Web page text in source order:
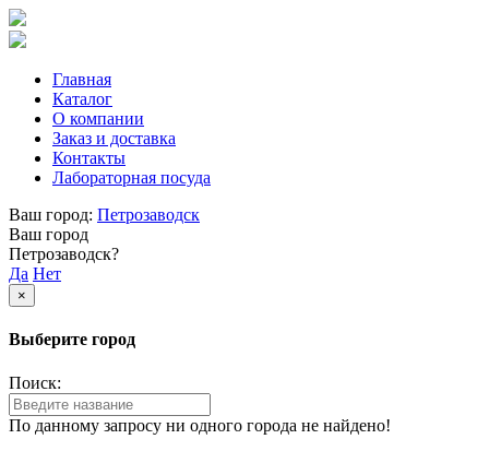
Главная
Каталог
О компании
Заказ и доставка
Контакты
Лабораторная посуда
Ваш город: Петрозаводск
Ваш город
Петрозаводск?
Да Нет
×
Выберите город
Поиск:
По данному запросу ни одного города не найдено!